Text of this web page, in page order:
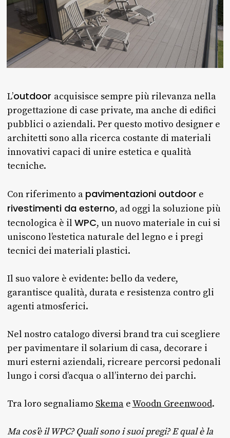
L’outdoor acquisisce sempre più rilevanza nella
progettazione di case private, ma anche di edifici
pubblici o aziendali. Per questo motivo designer e
architetti sono alla ricerca costante di materiali
innovativi capaci di unire estetica e qualità
tecniche.
Con riferimento a pavimentazioni outdoor e
rivestimenti da esterno, ad oggi la soluzione più
tecnologica è ilWPC, un nuovo materiale in cui si
uniscono l’estetica naturale del legno e i pregi
tecnici dei materiali plastici.
Il suo valore è evidente: bello da vedere,
garantisce qualità, durata e resistenza contro gli
agenti atmosferici.
Nel nostro catalogo diversi brand tra cui scegliere
per pavimentare il solarium di casa, decorare i
muri esterni aziendali, ricreare percorsi pedonali
lungo i corsi d’acqua o all’interno dei parchi.
Tra loro segnaliamo SkemaeWoodn Greenwood.
Ma cos’è il WPC? Quali sono i suoi pregi? E qual è la